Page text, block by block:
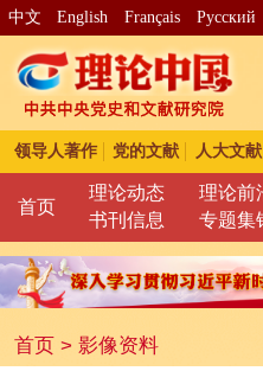
中文 English Français Pусский
领导人著作 党的文献 人大文献
首页
理论动态 理论前
书刊信息
专题集
首页> 影像资料